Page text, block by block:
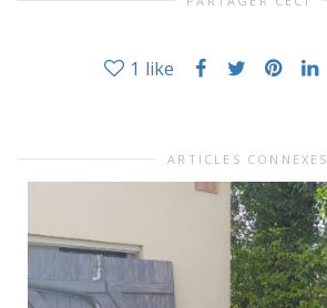
1 like
ARTICLES CONNEXES